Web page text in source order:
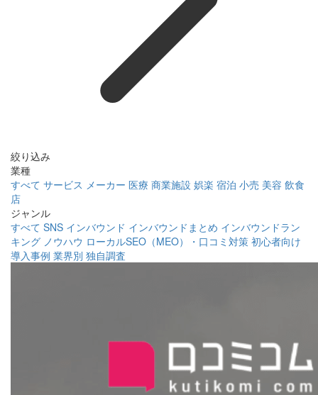
絞り込み
業種
すべて サービス メーカー 医療 商業施設 娯楽 宿泊 小売 美容 飲食
店
ジャンル
すべて SNS インバウンド インバウンドまとめ インバウンドラン
キング ノウハウ ローカルSEO（MEO）・口コミ対策 初心者向け
導入事例 業界別 独自調査